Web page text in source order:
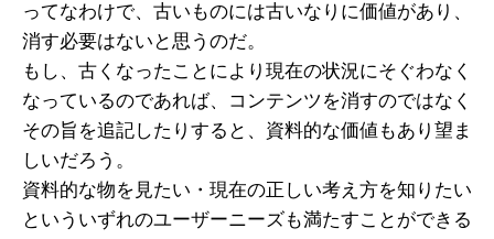
ってなわけで、古いものには古いなりに価値があり、
消す必要はないと思うのだ。
もし、古くなったことにより現在の状況にそぐわなく
なっているのであれば、コンテンツを消すのではなく
その旨を追記したりすると、資料的な価値もあり望ま
しいだろう。
資料的な物を見たい・現在の正しい考え方を知りたい
といういずれのユーザーニーズも満たすことができる